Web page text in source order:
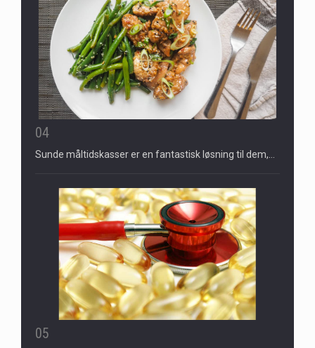
04
Sunde måltidskasser er en fantastisk løsning til dem,…
05